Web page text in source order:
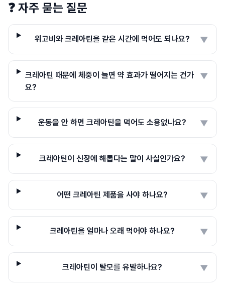
❓ 자주 묻는 질문
위고비와 크레아틴을 같은 시간에 먹어도 되나요? ▼
크레아틴 때문에 체중이 늘면 약 효과가 떨어지는 건가
요?
▼
운동을 안 하면 크레아틴을 먹어도 소용없나요? ▼
크레아틴이 신장에 해롭다는 말이 사실인가요? ▼
어떤 크레아틴 제품을 사야 하나요? ▼
크레아틴을 얼마나 오래 먹어야 하나요? ▼
크레아틴이 탈모를 유발하나요? ▼